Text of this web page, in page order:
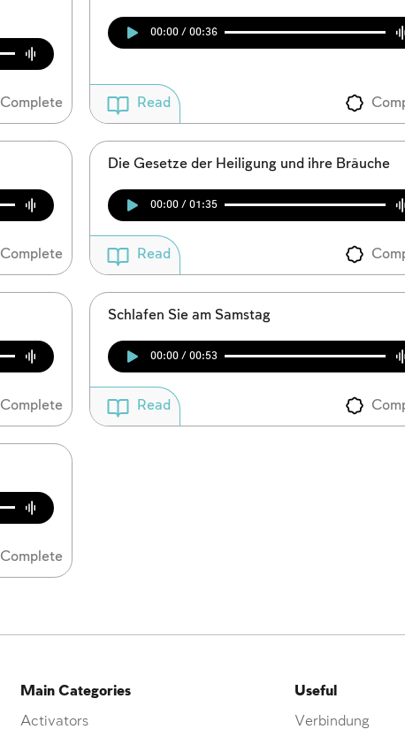
Complete
00:00 / 00:36
Read
Complete
Die Gesetze der Heiligung und ihre Bräuche
00:00 / 01:35
Read
Complete
Schlafen Sie am Samstag
00:00 / 00:53
Read
Complete
Useful
Verbindung
Main Categories
Activators